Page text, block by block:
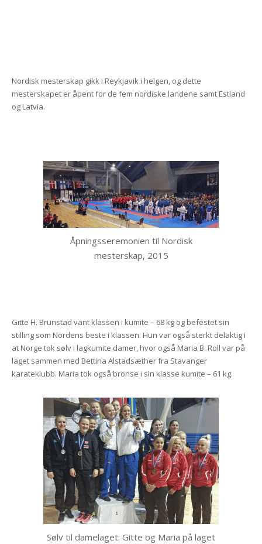
Nordisk mesterskap gikk i Reykjavik i helgen, og dette
mesterskapet er åpent for de fem nordiske landene samt Estland
og Latvia.
Åpningsseremonien til Nordisk
mesterskap, 2015
Gitte H. Brunstad vant klassen i kumite – 68 kg og befestet sin
stilling som Nordens beste i klassen. Hun var også sterkt delaktig i
at Norge tok sølv i lagkumite damer, hvor også Maria B. Roll var på
laget sammen med Bettina Alstadsæther fra Stavanger
karateklubb. Maria tok også bronse i sin klasse kumite – 61 kg.
Sølv til damelaget: Gitte og Maria på laget